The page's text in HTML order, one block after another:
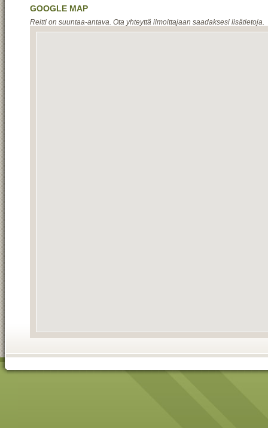
GOOGLE MAP
Reitti on suuntaa-antava. Ota yhteyttä ilmoittajaan saadaksesi lisätietoja.